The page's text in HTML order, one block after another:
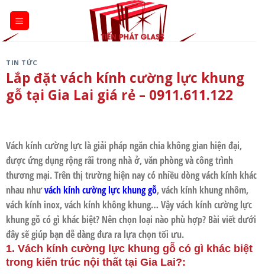
content
TIN TỨC
Lắp đặt vách kính cường lực khung
gỗ tại Gia Lai giá rẻ – 0911.611.122
Vách kính cường lực là giải pháp ngăn chia không gian hiện đại,
được ứng dụng rộng rãi trong nhà ở, văn phòng và công trình
thương mại. Trên thị trường hiện nay có nhiều dòng vách kính khác
nhau nhưvách kính cường lực khung gỗ, vách kính khung nhôm,
vách kính inox, vách kính không khung… Vậy vách kính cường lực
khung gỗ có gì khác biệt? Nên chọn loại nào phù hợp? Bài viết dưới
đây sẽ giúp bạn dễ dàng đưa ra lựa chọn tối ưu.
1. Vách kính cường lực khung gỗ có gì khác biệt
trong kiến trúc nội thất tại Gia Lai?: